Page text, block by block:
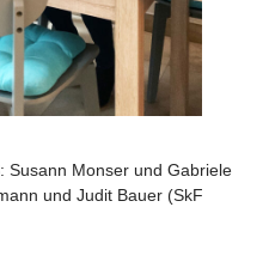
Susann Monser und Gabriele
und Judit Bauer (SkF